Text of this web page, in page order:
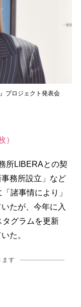
プロジェクト発表会
）
所LIBERAとの契
務所設立」など
諸事情により」
たが、今年に入
タグラムを更新
た。
ます